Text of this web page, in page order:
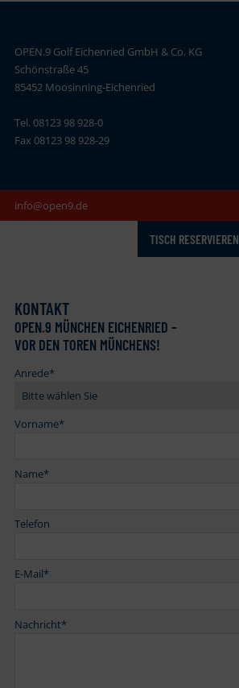
OPEN.9 Golf Eichenried GmbH & Co. KG
Schönstraße 45
85452 Moosinning-Eichenried
Tel. 08123 98 928-0
Fax 08123 98 928-29
info@open9.de
TISCH RESERVIEREN
KONTAKT
OPEN.9 MÜNCHEN EICHENRIED –
VOR DEN TOREN MÜNCHENS!
Anrede*
Vorname*
Name*
Telefon
E-Mail*
Nachricht*